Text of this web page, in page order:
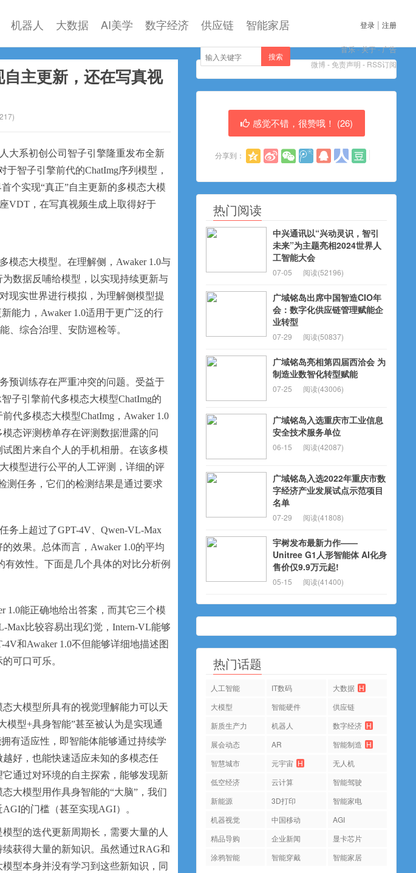
机器人 大数据 AI美学 数字经济 供应链 智能家居 登录 | 注册
音乐-关于-广告
微博 - 免责声明 - RSS订阅
搜索
主更新，还在写真视
217)
大系初创公司智子引擎隆重发布全新
智子引擎前代的ChatImg序列模型，
个实现“真正”自主更新的多模态大模
VDT，在写真视频生成上取得好于
模态大模型。在理解侧，Awaker 1.0与
数据反哺给模型，以实现持续更新与
现实世界进行模拟，为理解侧模型提
能力，Awaker 1.0适用于更广泛的行
、综合治理、安防巡检等。
预训练存在严重冲突的问题。受益于
子引擎前代多模态大模型ChatImg的
代多模态大模型ChatImg，Awaker 1.0
态评测榜单存在评测数据泄露的问
图片来自个人的手机相册。在该多模
模型进行公平的人工评测，详细的评
测任务，它们的检测结果是通过要求
务上超过了GPT-4V、Qwen-VL-Max
效果。总体而言，Awaker 1.0的平均
效性。下面是几个具体的对比分析例
1.0能正确地给出答案，而其它三个模
Max比较容易出现幻觉，Intern-VL能够
和Awaker 1.0不但能够详细地描述图
可口可乐。
大模型所具有的视觉理解能力可以天
模型+具身智能”甚至被认为是实现通
有适应性，即智能体能够通过持续学
好，也能快速适应未知的多模态任
通过对环境的自主探索，能够发现新
大模型用作具身智能的“大脑”，我们
的门槛（甚至实现AGI）。
型的迭代更新周期长，需要大量的人
获得大量的新知识。虽然通过RAG和
型本身并没有学习到这些新知识，同
感觉不错，很赞哦！ (26)
分享到：
热门阅读
中兴通讯以“兴动灵识，智引
未来”为主题亮相2024世界人
工智能大会
07-05 阅读(52196)
广域铭岛出席中国智造CIO年
会：数字化供应链管理赋能企
业转型
07-29 阅读(50837)
广域铭岛亮相第四届西洽会 为
制造业数智化转型赋能
07-25 阅读(43006)
广域铭岛入选重庆市工业信息
安全技术服务单位
06-15 阅读(42087)
广域铭岛入选2022年重庆市数
字经济产业发展试点示范项目
名单
07-29 阅读(41808)
宇树发布最新力作——
Unitree G1人形智能体 AI化身
售价仅9.9万元起!
05-15 阅读(41400)
热门话题
人工智能 IT数码 大数据 H
大模型
智能硬件
供应链
新质生产力
机器人 数字经济 H
展会动态
AR 智能制造 H
智慧城市
元宇宙 H
无人机
低空经济
云计算
智能驾驶
新能源
3D打印
智能家电
机器视觉
中国移动
AGI
精品导购
企业新闻
显卡芯片
涂鸦智能
智能穿戴 智能家居